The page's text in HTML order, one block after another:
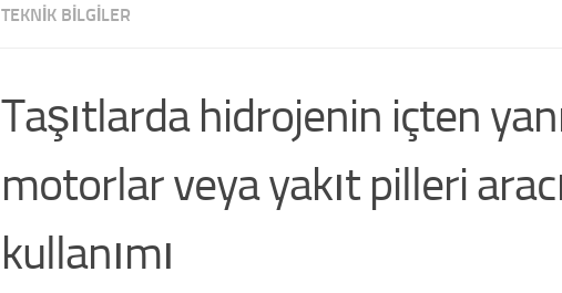
TEKNIK BILGILER
Taşıtlarda hidrojenin içten
motorlar veya yakıt pilleri
kullanımı